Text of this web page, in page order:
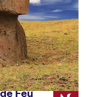
Feu